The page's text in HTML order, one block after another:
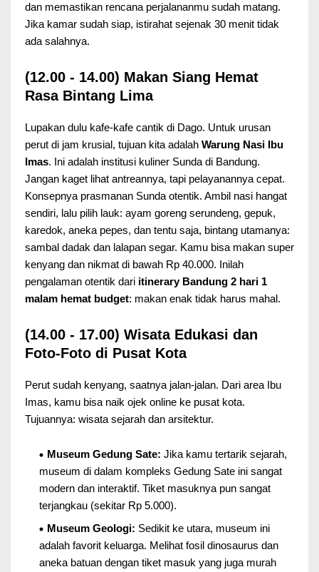
dan memastikan rencana perjalananmu sudah matang.
Jika kamar sudah siap, istirahat sejenak 30 menit tidak
ada salahnya.
(12.00 - 14.00) Makan Siang Hemat
Rasa Bintang Lima
Lupakan dulu kafe-kafe cantik di Dago. Untuk urusan
perut di jam krusial, tujuan kita adalah Warung Nasi Ibu
Imas. Ini adalah institusi kuliner Sunda di Bandung.
Jangan kaget lihat antreannya, tapi pelayanannya cepat.
Konsepnya prasmanan Sunda otentik. Ambil nasi hangat
sendiri, lalu pilih lauk: ayam goreng serundeng, gepuk,
karedok, aneka pepes, dan tentu saja, bintang utamanya:
sambal dadak dan lalapan segar. Kamu bisa makan super
kenyang dan nikmat di bawah Rp 40.000. Inilah
pengalaman otentik dari itinerary Bandung 2 hari 1
malam hemat budget: makan enak tidak harus mahal.
(14.00 - 17.00) Wisata Edukasi dan
Foto-Foto di Pusat Kota
Perut sudah kenyang, saatnya jalan-jalan. Dari area Ibu
Imas, kamu bisa naik ojek online ke pusat kota.
Tujuannya: wisata sejarah dan arsitektur.
Museum Gedung Sate: Jika kamu tertarik sejarah,
museum di dalam kompleks Gedung Sate ini sangat
modern dan interaktif. Tiket masuknya pun sangat
terjangkau (sekitar Rp 5.000).
Museum Geologi: Sedikit ke utara, museum ini
adalah favorit keluarga. Melihat fosil dinosaurus dan
aneka batuan dengan tiket masuk yang juga murah